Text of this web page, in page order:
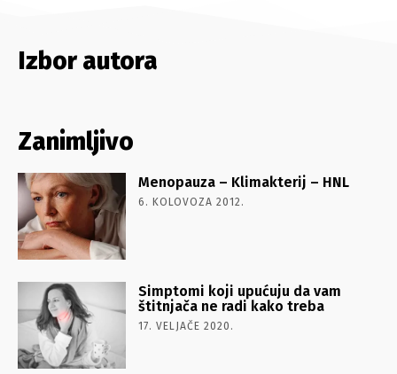
Izbor autora
Zanimljivo
Menopauza – Klimakterij – HNL
6. KOLOVOZA 2012.
Simptomi koji upućuju da vam
štitnjača ne radi kako treba
17. VELJAČE 2020.